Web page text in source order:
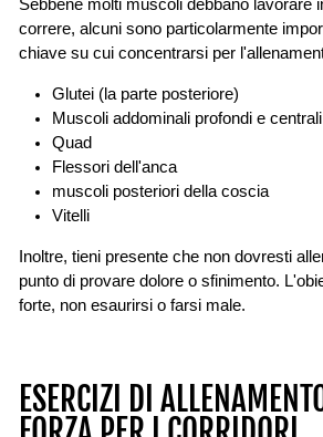
Sebbene molti muscoli debbano lavorare
correre, alcuni sono particolarmente
chiave su cui concentrarsi per
Glutei (la parte posteriore)
Muscoli addominali profondi e centrali
Quad
Flessori dell'anca
muscoli posteriori della coscia
Vitelli
Inoltre, tieni presente che non dovresti
punto di provare dolore o sfinimento.
forte, non esaurirsi o farsi male.
ESERCIZI DI